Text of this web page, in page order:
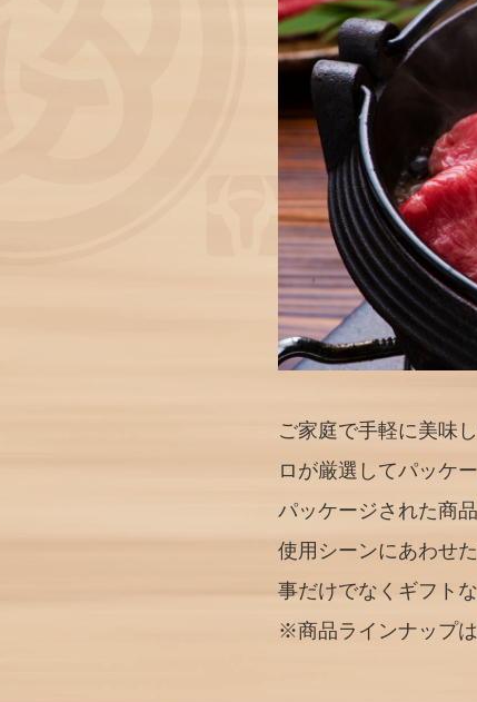
ご家庭で手軽に美味
ロが厳選してパッケ
パッケージされた商
使用シーンにあわせ
事だけでなくギフト
※商品ラインナップ